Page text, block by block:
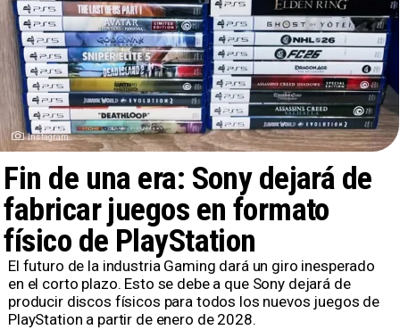
Instagram
Fin de una era: Sony dejará de
fabricar juegos en formato
físico de PlayStation
​El futuro de la industria Gaming dará un giro inesperado
en el corto plazo. Esto se debe a que Sony dejará de
producir discos físicos para todos los nuevos juegos de
PlayStation a partir de enero de 2028.